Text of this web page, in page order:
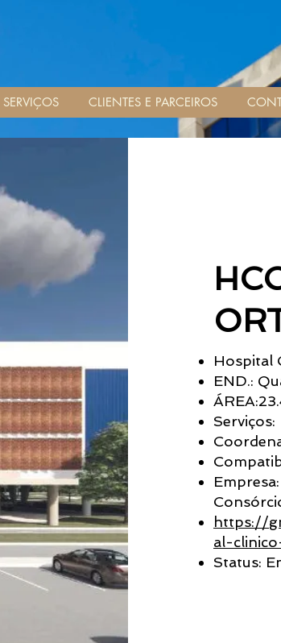
SERVIÇOS CLIENTES E PARCEIROS
Hospital
END.:
Serviços:
https://
al-
Status: